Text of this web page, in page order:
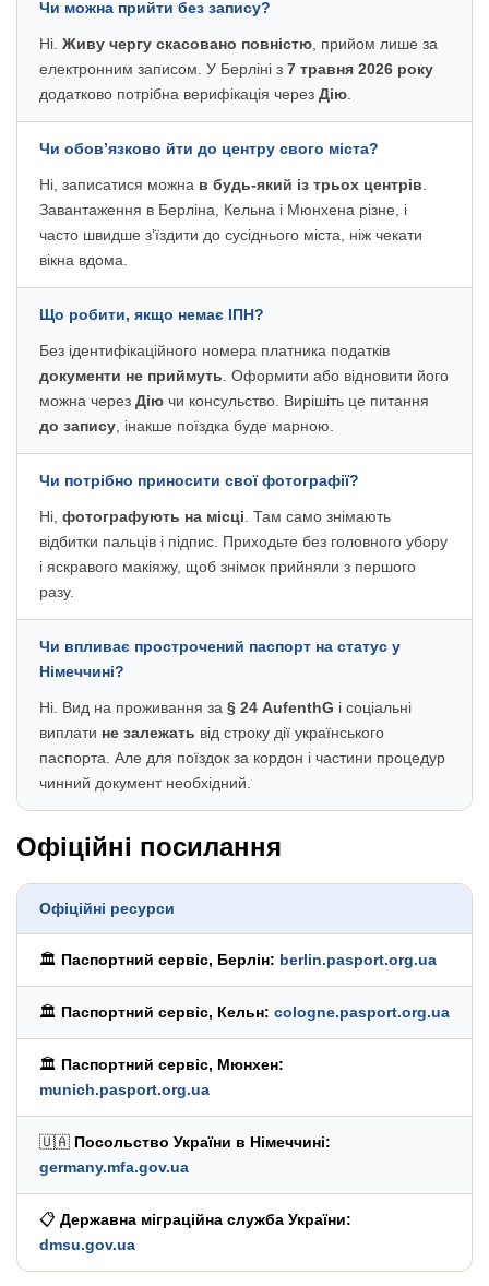
Чи можна прийти без запису?
Ні. Живу чергу скасовано повністю , прийом лише за
електронним записом. У Берліні з 7 травня 2026 року
додатково потрібна верифікація через Дію
Чи обов’язково йти до центру свого міста?
Ні, записатися можна в будь-який із трьох центрів
Завантаження в Берліна, Кельна і Мюнхена різне, і
часто швидше з’їздити до сусіднього міста, ніж чекати
вікна вдома.
Що робити, якщо немає ІПН?
Без ідентифікаційного номера платника податків
документи не приймуть . Оформити або відновити його
можна через Дію чи консульство. Вирішіть це питання
до запису , інакше поїздка буде марною.
Чи потрібно приносити свої фотографії?
Ні, фотографують на місці . Там само знімають
відбитки пальців і підпис. Приходьте без головного убору
і яскравого макіяжу, щоб знімок прийняли з першого
разу.
Чи впливає прострочений паспорт на статус у
Німеччині?
Ні. Вид на проживання за § 24 AufenthG і соціальні
виплати не залежать від строку дії українського
паспорта. Але для поїздок за кордон і частини процедур
чинний документ необхідний.
Офіційні посилання
Офіційні ресурси
🏛️ Паспортний сервіс, Берлін: berlin.pasport.org.ua
🏛️ Паспортний сервіс, Кельн: cologne.pasport.org.ua
🏛️ Паспортний сервіс, Мюнхен:
munich.pasport.org.ua
🇺🇦 Посольство України в Німеччині:
germany.mfa.gov.ua
📋 Державна міграційна служба України:
dmsu.gov.ua